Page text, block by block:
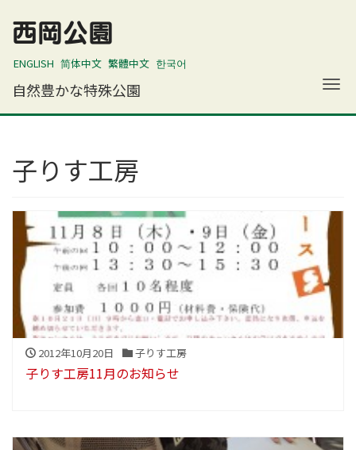
西岡公園
ENGLISH 简体中文 繁體中文 한국어
自然豊かな特殊公園 ナ
子りす工房
2012年10月20日 子りす工房
子りす工房11月のお知らせ